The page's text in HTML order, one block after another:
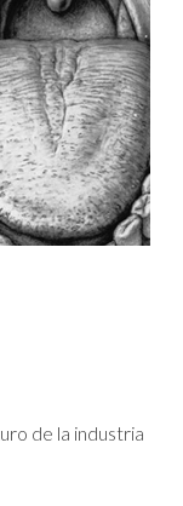
de la industria